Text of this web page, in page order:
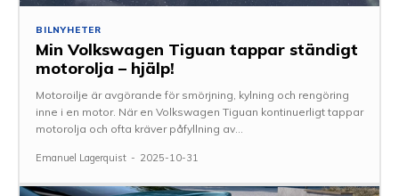
BILNYHETER
Min Volkswagen Tiguan tappar ständigt
motorolja – hjälp!
Motoroilje är avgörande för smörjning, kylning och rengöring
inne i en motor. När en Volkswagen Tiguan kontinuerligt tappar
motorolja och ofta kräver påfyllning av...
Emanuel Lagerquist - 2025-10-31